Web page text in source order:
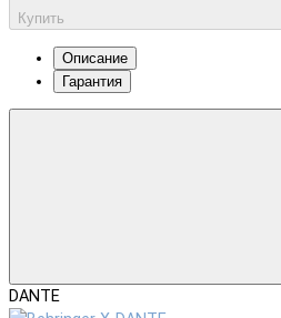
Купить
Описание
Гарантия
DANTE